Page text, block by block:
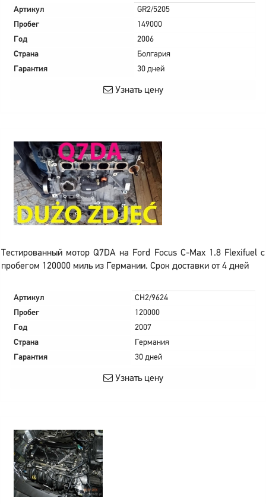
Артикул
GR2/5205
Пробег
149000
Год
2006
Страна
Болгария
Гарантия
30 дней
Узнать цену
Тестированный мотор Q7DA на Ford Focus C-Max 1.8 Flexifuel с
пробегом 120000 миль из Германии. Срок доставки от 4 дней
Артикул
CH2/9624
Пробег
120000
Год
2007
Страна
Германия
Гарантия
30 дней
Узнать цену